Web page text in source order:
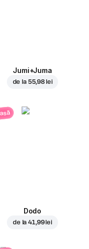
Jumi+Juma
de la 55,98 lei
Dodo
de la41,99 lei